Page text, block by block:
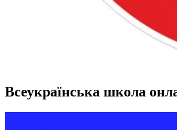
Всеукраїнська школа